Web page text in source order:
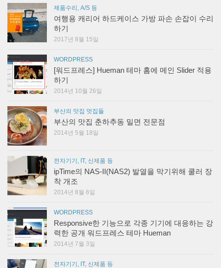
제품수리, A/S 등
여행용 캐리어 하드케이스 가방 파손 손잡이 수리
하기
2017년 8월 15일
WORDPRESS
[워드프레스] Hueman 테마 홈에 메인 Slider 적용
하기
2014년 10월 26일
부산의 맛집 멋집들
부산의 맛집 춘하추동 밀면 전문점
2014년 5월 18일
전자기기, IT, 신제품 등
ipTime의 NAS-II(NAS2) 발열을 막기위해 쿨러 장
착 개조
2014년 8월 6일
WORDPRESS
Responsive한 기능으로 각종 기기에 대응하는 강
력한 공개 워드프레스 테마 Hueman
2014년 7월 3일
전자기기, IT, 신제품 등